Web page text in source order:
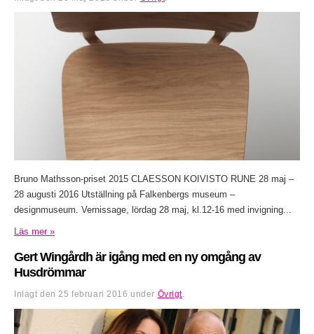
Bruno Mathsson-priset 2015 CLAESSON KOIVISTO RUNE 28 maj –
28 augusti 2016 Utställning på Falkenbergs museum –
designmuseum. Vernissage, lördag 28 maj, kl.12-16 med invigning...
Läs mer »
Gert Wingårdh är igång med en ny omgång av
Husdrömmar
Inlagt den25 februari 2016 under Övrigt.